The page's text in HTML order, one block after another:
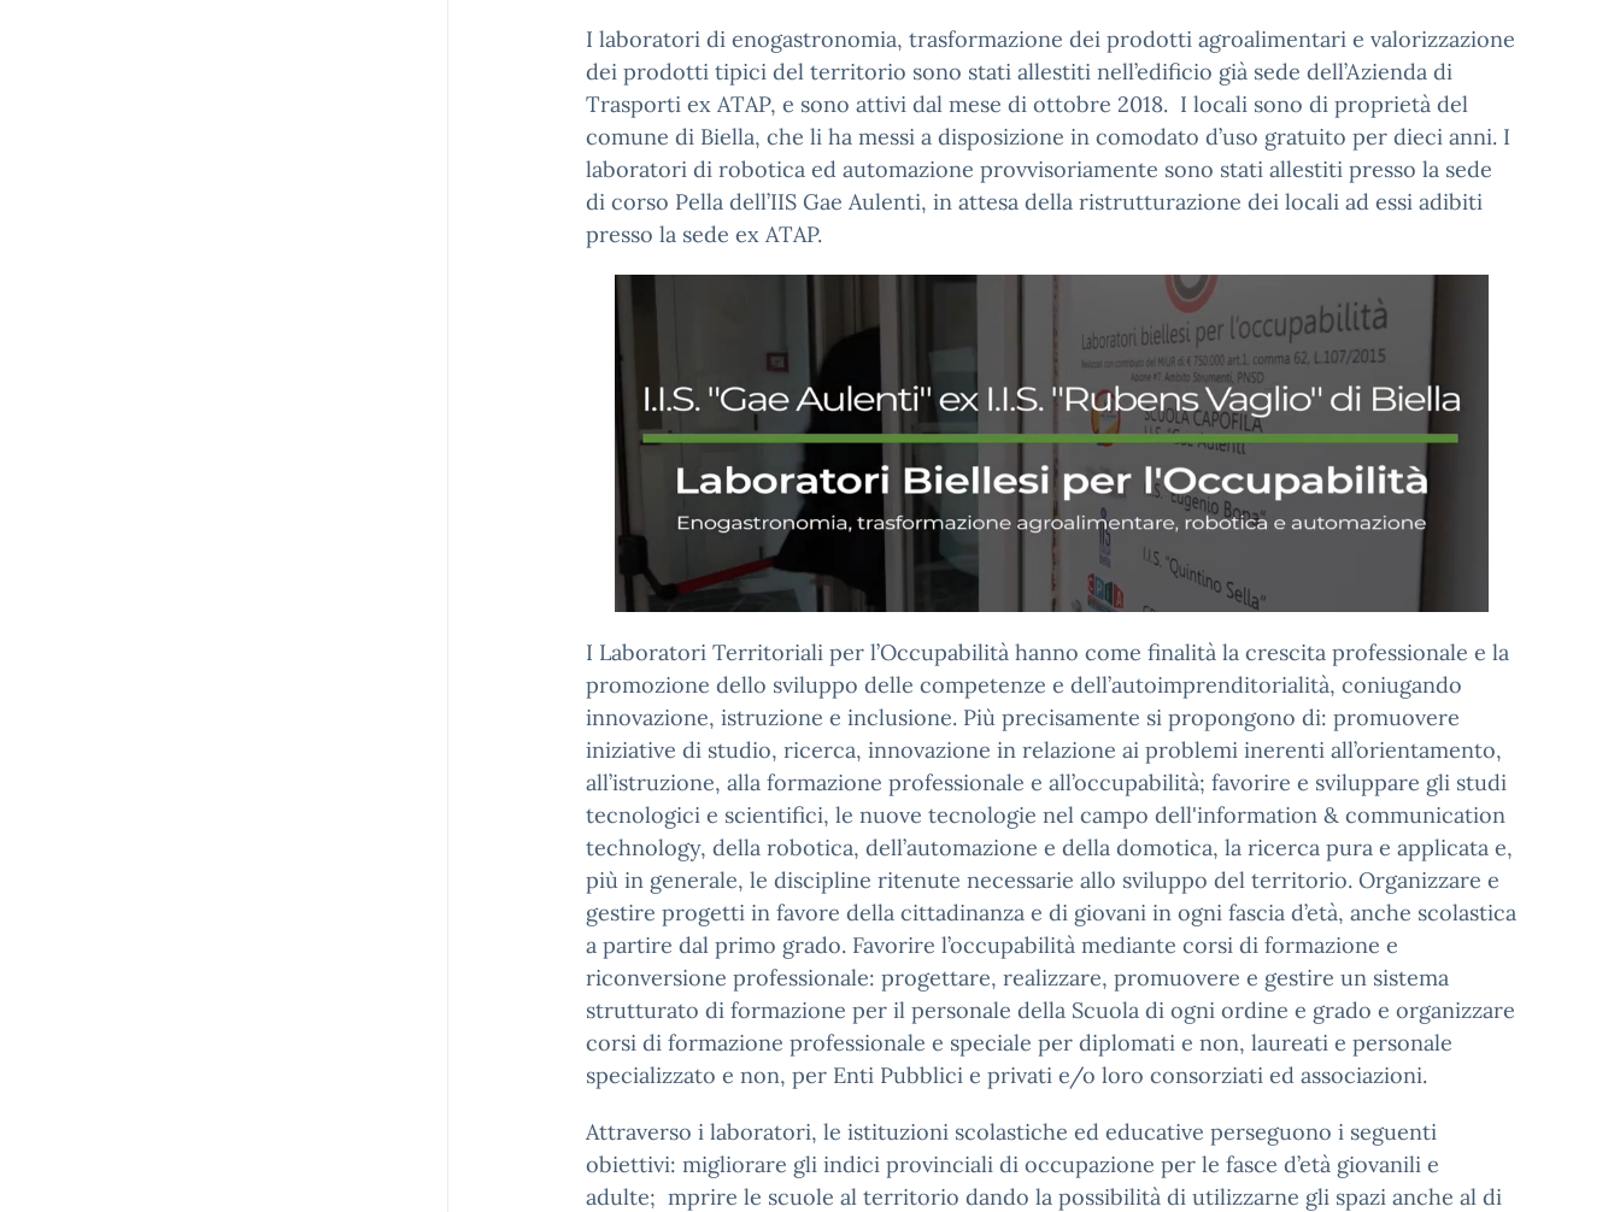
I laboratori di enogastronomia, trasformazione dei prodotti agroalimentari e valorizzazione
dei prodotti tipici del territorio sono stati allestiti nell’edificio già sede dell’Azienda di
Trasporti ex ATAP, e sono attivi dal mese di ottobre 2018. I locali sono di proprietà del
comune di Biella, che li ha messi a disposizione in comodato d’uso gratuito per dieci anni. I
laboratori di robotica ed automazione provvisoriamente sono stati allestiti presso la sede
di corso Pella dell’IIS Gae Aulenti, in attesa della ristrutturazione dei locali ad essi adibiti
presso la sede ex ATAP.
I Laboratori Territoriali per l’Occupabilità hanno come finalità la crescita professionale e la
promozione dello sviluppo delle competenze e dell’autoimprenditorialità, coniugando
innovazione, istruzione e inclusione. Più precisamente si propongono di: promuovere
iniziative di studio, ricerca, innovazione in relazione ai problemi inerenti all’orientamento,
all’istruzione, alla formazione professionale e all’occupabilità; favorire e sviluppare gli studi
tecnologici e scientifici, le nuove tecnologie nel campo dell'information & communication
technology, della robotica, dell’automazione e della domotica, la ricerca pura e applicata e,
più in generale, le discipline ritenute necessarie allo sviluppo del territorio. Organizzare e
gestire progetti in favore della cittadinanza e di giovani in ogni fascia d’età, anche scolastica
a partire dal primo grado. Favorire l’occupabilità mediante corsi di formazione e
riconversione professionale: progettare, realizzare, promuovere e gestire un sistema
strutturato di formazione per il personale della Scuola di ogni ordine e grado e organizzare
corsi di formazione professionale e speciale per diplomati e non, laureati e personale
specializzato e non, per Enti Pubblici e privati e/o loro consorziati ed associazioni.
Attraverso i laboratori, le istituzioni scolastiche ed educative perseguono i seguenti
obiettivi: migliorare gli indici provinciali di occupazione per le fasce d’età giovanili e
adulte; mprire le scuole al territorio dando la possibilità di utilizzarne gli spazi anche al di